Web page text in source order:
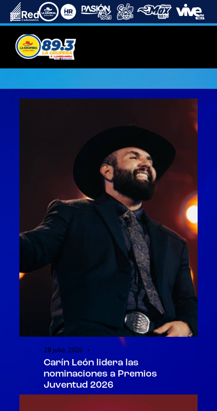
28 julio, 2026
Carín León lidera las
nominaciones a Premios
Juventud 2026